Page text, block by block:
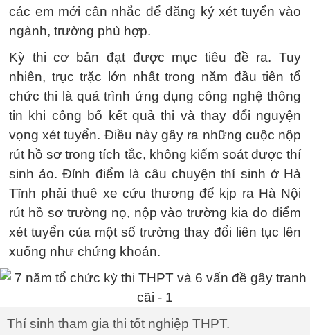
các em mới cân nhắc để đăng ký xét tuyển vào
ngành, trường phù hợp.
Kỳ thi cơ bản đạt được mục tiêu đề ra. Tuy
nhiên, trục trặc lớn nhất trong năm đầu tiên tổ
chức thi là quá trình ứng dụng công nghệ thông
tin khi công bố kết quả thi và thay đổi nguyện
vọng xét tuyển. Điều này gây ra những cuộc nộp
rút hồ sơ trong tích tắc, không kiểm soát được thí
sinh ảo. Đỉnh điểm là câu chuyện thí sinh ở Hà
Tĩnh phải thuê xe cứu thương để kịp ra Hà Nội
rút hồ sơ trường nọ, nộp vào trường kia do điểm
xét tuyển của một số trường thay đổi liên tục lên
xuống như chứng khoán.
Thí sinh tham gia thi tốt nghiệp THPT.